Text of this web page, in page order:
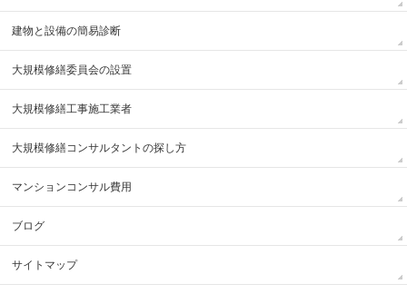
建物と設備の簡易診断
大規模修繕委員会の設置
大規模修繕工事施工業者
大規模修繕コンサルタントの探し方
マンションコンサル費用
ブログ
サイトマップ